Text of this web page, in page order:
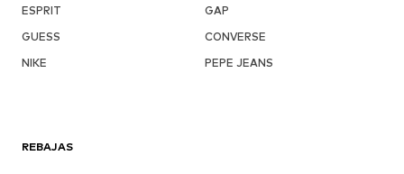
ESPRIT
GAP
GUESS
CONVERSE
NIKE
PEPE JEANS
REBAJAS